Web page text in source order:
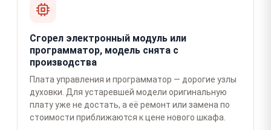
Сгорел электронный модуль или
программатор, модель снята с
производства
Плата управления и программатор — дорогие узлы
духовки. Для устаревшей модели оригинальную
плату уже не достать, а её ремонт или замена по
стоимости приближаются к цене нового шкафа.